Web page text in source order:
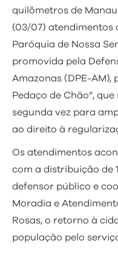
quilômetros de
(03/07) atendimentos
Paróquia de Nossa
promovida pela
Amazonas (DPE-AM),
Pedaço de Chão”,
segunda vez para
ao direito à
Os atendimentos
com a distribuição de
defensor público e
Moradia e
Rosas, o retorno à
população pelo